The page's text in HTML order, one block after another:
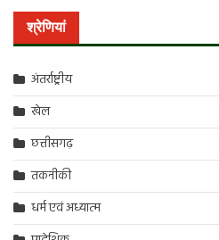
श्रेणियां
अंतर्राष्ट्रीय
खेल
छत्तीसगढ़
तकनीकी
धर्म एवं अध्यात्म